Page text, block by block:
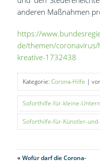
anderen Maßnahmen
https://
de/themen/
kreative-1732438
Kategorie: Corona-Hilfe |
Soforthilfe-für-kleine-
Soforthilfe-für-Künstler-
« Wofür darf die Corona-